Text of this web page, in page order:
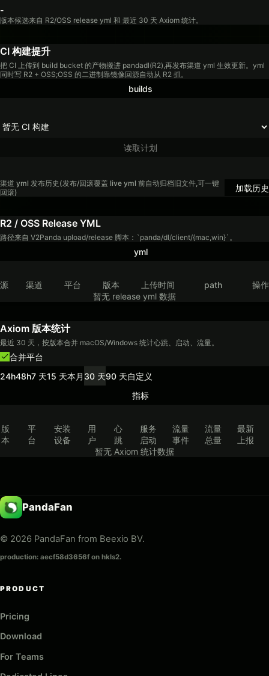
-
版本候选来自 R2/OSS release yml 和 最近 30 天 Axiom 统计。
CI 构建提升
把 CI 上传到 build bucket 的产物搬进 pandadl(R2),再发布渠道 yml 生效更新。yml
同时写 R2 + OSS;OSS 的二进制靠镜像回源自动从 R2 抓。
builds
读取计划
渠道 yml 发布历史(发布/回滚覆盖 live yml 前自动归档旧文件,可一键
回滚)
加载历史
R2 / OSS Release YML
路径来自 V2Panda upload/release 脚本：`panda/dl/client/{mac,win}`。
yml
源 渠道 平台 版本 上传时间 path
操作
暂无 release yml 数据
Axiom 版本统计
最近 30 天，按版本合并 macOS/Windows 统计心跳、启动、流量。
合并平台
24h48h7 天15 天本月 30 天90 天自定义
指标
版
本
平
台
安装
设备
用
户
心
跳
服务
启动
流量
事件
流量
总量
最新
上报
暂无 Axiom 统计数据
PandaFan
© 2026 PandaFan from Beexio BV.
production: aecf58d3656f on hkls2.
PRODUCT
Pricing
Download
For Teams